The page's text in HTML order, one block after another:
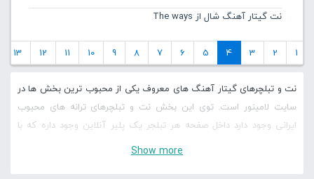
نت گیتار آهنگ شال از The ways
1
2
3
4
5
6
7
8
9
10
11
12
13
نت و تبلچرهای گیتار آهنگ های معروف یکی از محبوب ترین بخش ها در
سایت لامینور است. توی این بخش نت و تبلچرهای ترانه های محبوب
ایرانی وجود دارد داخل صفحه هر تبلجر یک پلیر آنلاین وجود داره که با
کمک آن می توانید تبلچر رو به صورت آنلاین اجرا کنید، لاین های مختلف
Show more